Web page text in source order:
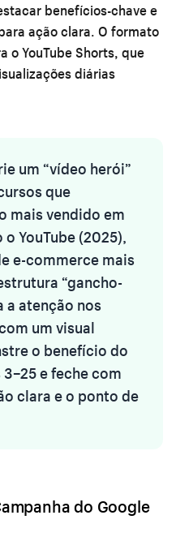
benefícios-chave e
ação clara. O formato
o YouTube Shorts, que
diárias
um “vídeo herói”
que
mais vendido em
YouTube (2025),
e-commerce mais
“gancho-
a atenção nos
um visual
o benefício do
e feche com
clara e o ponto de
do Google